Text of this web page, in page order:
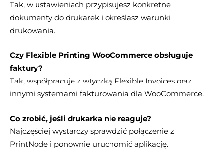
Tak, w ustawieniach przypisujesz konkretne
dokumenty do drukarek i określasz warunki
drukowania.
Czy Flexible Printing WooCommerce obsługuje
faktury?
Tak, współpracuje z wtyczką Flexible Invoices oraz
innymi systemami fakturowania dla WooCommerce.
Co zrobić, jeśli drukarka nie reaguje?
Najczęściej wystarczy sprawdzić połączenie z
PrintNode i ponownie uruchomić aplikację.